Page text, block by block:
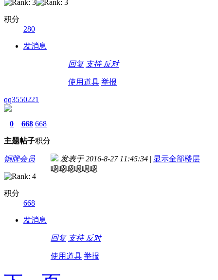
积分
280
发消息
回复 支持 反对
使用道具 举报
qq3550221
0
主题
668
帖子
668
积分
铜牌会员
积分
668
发消息
发表于 2016-8-27 11:45:34 | 显示全部楼层
嗯嗯嗯嗯嗯嗯
回复 支持 反对
使用道具 举报